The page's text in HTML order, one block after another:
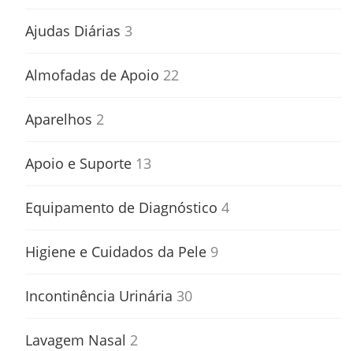
Ajudas Diárias 3
Almofadas de Apoio 22
Aparelhos 2
Apoio e Suporte 13
Equipamento de Diagnóstico 4
Higiene e Cuidados da Pele 9
Incontinência Urinária 30
Lavagem Nasal 2